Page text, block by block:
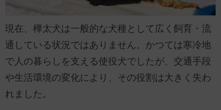
現在、樺太犬は一般的な犬種として広く飼育・流
通している状況ではありません。かつては寒冷地
で人の暮らしを支える使役犬でしたが、交通手段
や生活環境の変化により、その役割は大きく失わ
れました。